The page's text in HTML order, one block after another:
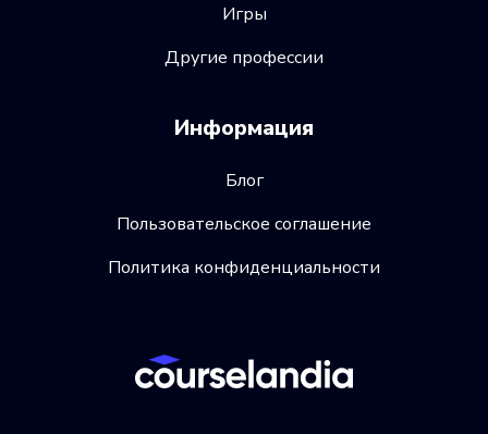
Игры
Другие профессии
Информация
Блог
Пользовательское соглашение
Политика конфиденциальности